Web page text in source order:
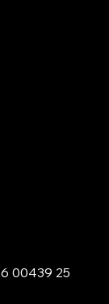
00439 25